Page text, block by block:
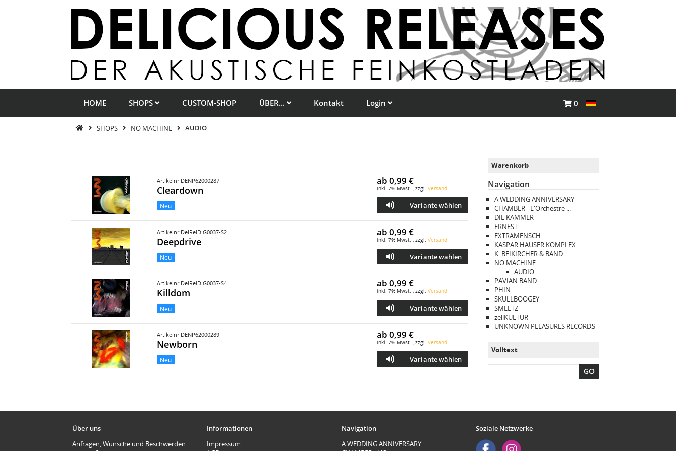
HOME SHOPS CUSTOM-SHOP ÜBER... Kontakt Login 0
SHOPS NO MACHINE AUDIO
Artikelnr DENP62000287
Cleardown
Neu
ab 0,99 €
inkl. 7% Mwst. , zzgl. Versand
Variante wählen
Artikelnr DelRelDIG0037-S2
Deepdrive
Neu
ab 0,99 €
inkl. 7% Mwst. , zzgl. Versand
Variante wählen
Artikelnr DelRelDIG0037-S4
Killdom
Neu
ab 0,99 €
inkl. 7% Mwst. , zzgl. Versand
Variante wählen
Artikelnr DENP62000289
Newborn
Neu
ab 0,99 €
inkl. 7% Mwst. , zzgl. Versand
Variante wählen
Warenkorb
Navigation
A WEDDING ANNIVERSARY
CHAMBER - L'Orchestre ...
DIE KAMMER
ERNEST
EXTRAMENSCH
KASPAR HAUSER KOMPLEX
K. BEIKIRCHER & BAND
NO MACHINE
AUDIO
PAVIAN BAND
PHIN
SKULLBOOGEY
SMELTZ
zellKULTUR
UNKNOWN PLEASURES RECORDS
Volltext
GO
Über uns
Anfragen, Wünsche und Beschwerden
Informationen
Impressum
Navigation
A WEDDING ANNIVERSARY
Soziale Netzwerke